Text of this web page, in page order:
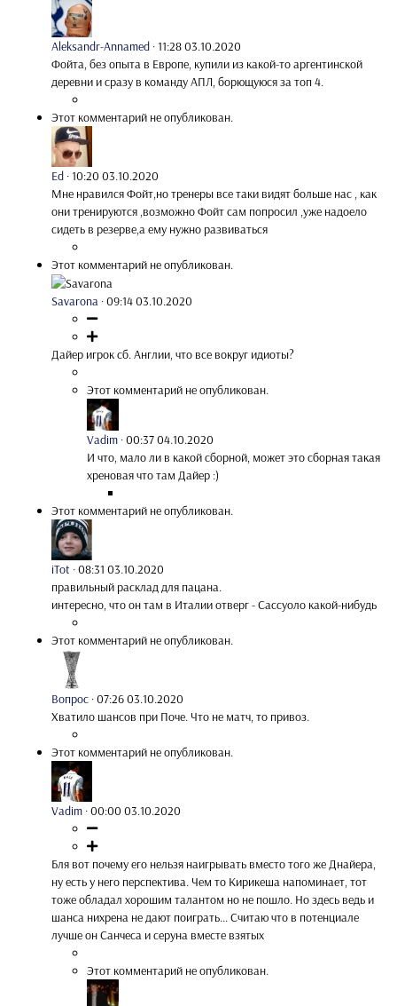
Aleksandr-Annamed ·11:28 03.10.2020
Фойта, без опыта в Европе, купили из какой-то аргентинской
деревни и сразу в команду АПЛ, борющуюся за топ 4.
Этот комментарий не опубликован.
Ed ·10:20 03.10.2020
Мне нравился Фойт,но тренеры все таки видят больше нас , как
они тренируются ,возможно Фойт сам попросил ,уже надоело
сидеть в резерве,а ему нужно развиваться
Этот комментарий не опубликован.
Savarona ·09:14 03.10.2020
Дайер игрок сб. Англии, что все вокруг идиоты?
Этот комментарий не опубликован.
Vadim ·00:37 04.10.2020
И что, мало ли в какой сборной, может это сборная такая
хреновая что там Дайер :)
Этот комментарий не опубликован.
iTot ·08:31 03.10.2020
правильный расклад для пацана.
интересно, что он там в Италии отверг - Сассуоло какой-нибудь
Этот комментарий не опубликован.
Вопрос ·07:26 03.10.2020
Хватило шансов при Поче. Что не матч, то привоз.
Этот комментарий не опубликован.
Vadim ·00:00 03.10.2020
Бля вот почему его нельзя наигрывать вместо того же Днайера,
ну есть у него перспектива. Чем то Кирикеша напоминает, тот
тоже обладал хорошим талантом но не пошло. Но здесь ведь и
шанса нихрена не дают поиграть... Считаю что в потенциале
лучше он Санчеса и серуна вместе взятых
Этот комментарий не опубликован.